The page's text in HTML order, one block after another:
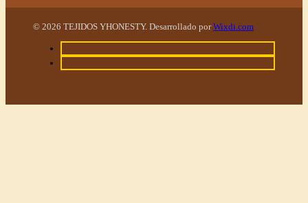
© 2026 TEJIDOS YHONESTY. Desarrollado porWixdi.com